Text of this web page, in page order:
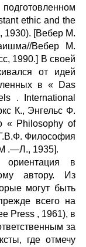
ethic and the
1930). [Вебер М.
Вебер М.
1990.] В своей
от идей
в « Das
. International
К., Энгельс Ф.
« Philosophy of
Философия
М .—Л., 1935].
ориентация в
автору. Из
могут быть
всего на
Press , 1961), в
за
где отмечу